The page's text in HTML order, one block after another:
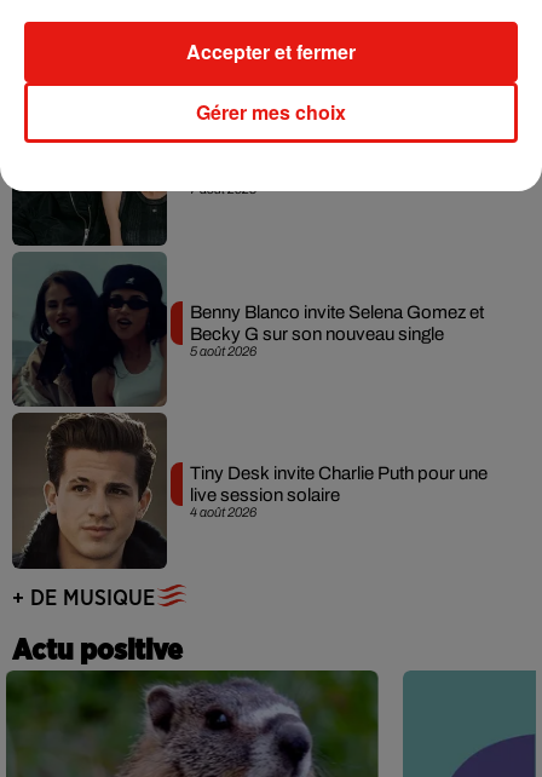
7 août 2026
5 août 2026
Benny Blanco invite Selena Gomez et
Becky G sur son nouveau single
4 août 2026
Tiny Desk invite Charlie Puth pour une
live session solaire
+ DE MUSIQUE
Actu positive
Gérer mes choix
Accepter et fermer